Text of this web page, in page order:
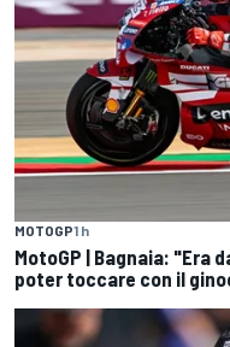
MOTOGP1 h
MotoGP | Bagnaia: "Era
poter toccare con il